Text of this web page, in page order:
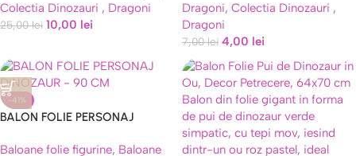
Colectia Dinozauri , Dragoni
25,00lei 10,00 lei
Dragoni, Colectia Dinozauri ,
Dragoni
7,00lei 4,00 lei
-41%
BALON FOLIE PERSONAJ
Baloane folie figurine, Baloane